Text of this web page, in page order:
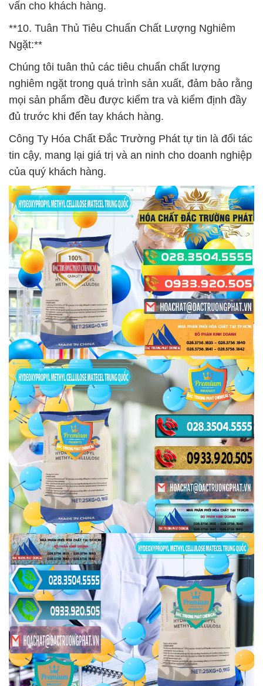
vấn cho khách hàng.
**10. Tuân Thủ Tiêu Chuẩn Chất Lượng Nghiêm
Ngặt:**
Chúng tôi tuân thủ các tiêu chuẩn chất lượng
nghiêm ngặt trong quá trình sản xuất, đảm bảo rằng
mọi sản phẩm đều được kiểm tra và kiểm định đầy
đủ trước khi đến tay khách hàng.
Công Ty Hóa Chất Đắc Trường Phát tự tin là đối tác
tin cậy, mang lại giá trị và an ninh cho doanh nghiệp
của quý khách hàng.